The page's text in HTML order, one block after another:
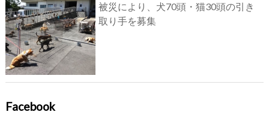
被災により、犬70頭・猫30頭の引き
取り手を募集
Facebook